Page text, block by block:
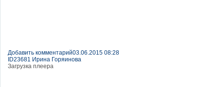
Добавить комментарий03.06.2015 08:28
ID23681 Ирина Горяинова
Загрузка плеера